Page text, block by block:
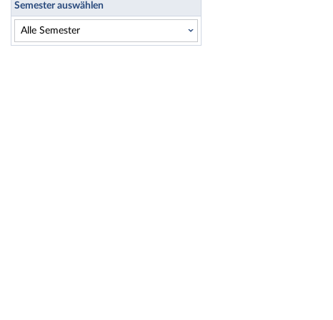
Semester auswählen